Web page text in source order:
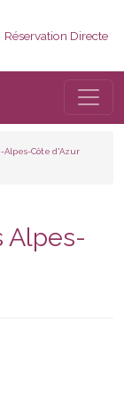
Réservation Directe
Alpes-Côte d'Azur
Alpes-